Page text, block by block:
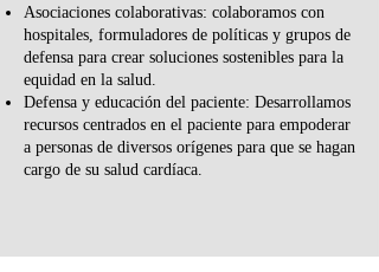
Asociaciones colaborativas: colaboramos con
hospitales, formuladores de políticas y grupos de
defensa para crear soluciones sostenibles para la
equidad en la salud.
Defensa y educación del paciente: Desarrollamos
recursos centrados en el paciente para empoderar
a personas de diversos orígenes para que se hagan
cargo de su salud cardíaca.